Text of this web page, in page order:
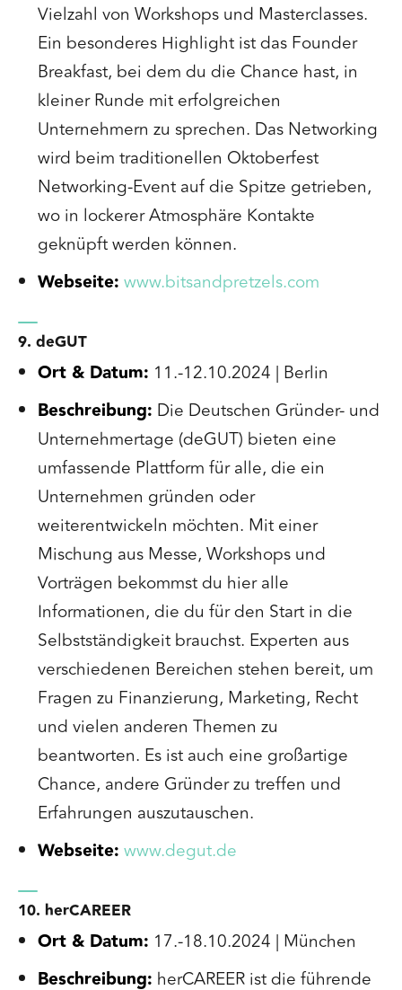
Vielzahl von Workshops und Masterclasses.
Ein besonderes Highlight ist das Founder
Breakfast, bei dem du die Chance hast, in
kleiner Runde mit erfolgreichen
Unternehmern zu sprechen. Das Networking
wird beim traditionellen Oktoberfest
Networking-Event auf die Spitze getrieben,
wo in lockerer Atmosphäre Kontakte
geknüpft werden können.
Webseite: www.bitsandpretzels.com
9. deGUT
Ort & Datum: 11.-12.10.2024 | Berlin
Beschreibung: Die Deutschen Gründer- und
Unternehmertage (deGUT) bieten eine
umfassende Plattform für alle, die ein
Unternehmen gründen oder
weiterentwickeln möchten. Mit einer
Mischung aus Messe, Workshops und
Vorträgen bekommst du hier alle
Informationen, die du für den Start in die
Selbstständigkeit brauchst. Experten aus
verschiedenen Bereichen stehen bereit, um
Fragen zu Finanzierung, Marketing, Recht
und vielen anderen Themen zu
beantworten. Es ist auch eine großartige
Chance, andere Gründer zu treffen und
Erfahrungen auszutauschen.
Webseite: www.degut.de
10. herCAREER
Ort & Datum: 17.-18.10.2024 | München
Beschreibung: herCAREER ist die führende